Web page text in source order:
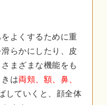
よくするために重
らかにしたり、皮
まざまな機能をも
は両頬、額、鼻、
していくと、顔全体